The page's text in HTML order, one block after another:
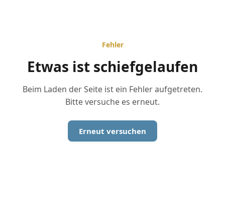
Fehler
Etwas ist schiefgelaufen
Beim Laden der Seite ist ein Fehler aufgetreten.
Bitte versuche es erneut.
Erneut versuchen